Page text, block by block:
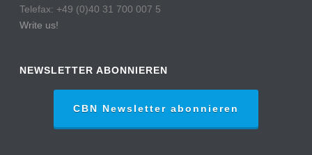
Telefax: +49 (0)40 31 700 007 5
Write us!
NEWSLETTER ABONNIEREN
CBN Newsletter abonnieren